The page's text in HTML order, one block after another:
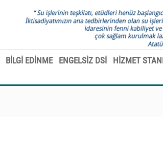
BİLGİ EDİNME ENGELSİZ DSİ
HİZMET